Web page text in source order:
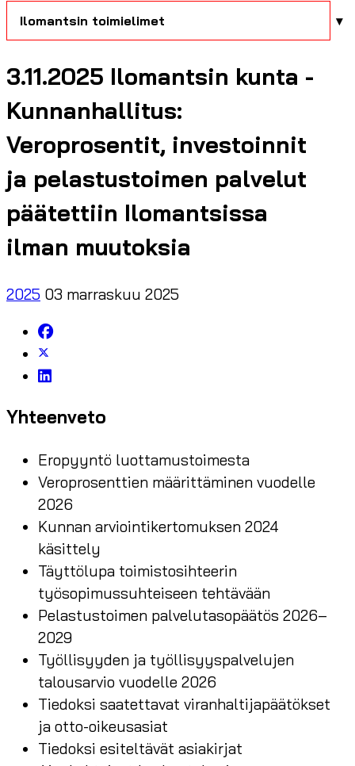
Ilomantsin toimielimet
3.11.2025 Ilomantsin kunta -
Kunnanhallitus:
Veroprosentit, investoinnit
ja pelastustoimen palvelut
päätettiin Ilomantsissa
ilman muutoksia
2025 03 marraskuu 2025
Yhteenveto
Eropyyntö luottamustoimesta
Veroprosenttien määrittäminen vuodelle
2026
Kunnan arviointikertomuksen 2024
käsittely
Täyttölupa toimistosihteerin
työsopimussuhteiseen tehtävään
Pelastustoimen palvelutasopäätös 2026–
2029
Työllisyyden ja työllisyyspalvelujen
talousarvio vuodelle 2026
Tiedoksi saatettavat viranhaltijapäätökset
ja otto-oikeusasiat
Tiedoksi esiteltävät asiakirjat